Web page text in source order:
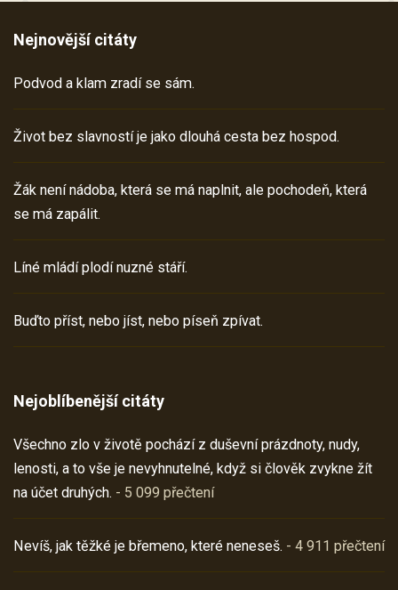
Nejnovější citáty
Podvod a klam zradí se sám.
Život bez slavností je jako dlouhá cesta bez hospod.
Žák není nádoba, která se má naplnit, ale pochodeň, která
se má zapálit.
Líné mládí plodí nuzné stáří.
Buďto příst, nebo jíst, nebo píseň zpívat.
Nejoblíbenější citáty
Všechno zlo v životě pochází z duševní prázdnoty, nudy,
lenosti, a to vše je nevyhnutelné, když si člověk zvykne žít
na účet druhých. - 5 099 přečtení
Nevíš, jak těžké je břemeno, které neneseš. - 4 911 přečtení